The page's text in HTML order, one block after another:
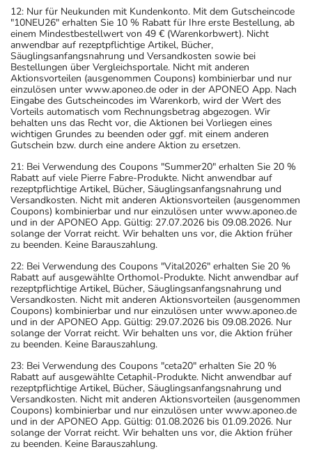
12: Nur für Neukunden mit Kundenkonto. Mit dem Gutscheincode
"10NEU26" erhalten Sie 10 % Rabatt für Ihre erste Bestellung, ab
einem Mindestbestellwert von 49 € (Warenkorbwert). Nicht
anwendbar auf rezeptpflichtige Artikel, Bücher,
Säuglingsanfangsnahrung und Versandkosten sowie bei
Bestellungen über Vergleichsportale. Nicht mit anderen
Aktionsvorteilen (ausgenommen Coupons) kombinierbar und nur
einzulösen unter www.aponeo.de oder in der APONEO App. Nach
Eingabe des Gutscheincodes im Warenkorb, wird der Wert des
Vorteils automatisch vom Rechnungsbetrag abgezogen. Wir
behalten uns das Recht vor, die Aktionen bei Vorliegen eines
wichtigen Grundes zu beenden oder ggf. mit einem anderen
Gutschein bzw. durch eine andere Aktion zu ersetzen.
21: Bei Verwendung des Coupons "Summer20" erhalten Sie 20 %
Rabatt auf viele Pierre Fabre-Produkte. Nicht anwendbar auf
rezeptpflichtige Artikel, Bücher, Säuglingsanfangsnahrung und
Versandkosten. Nicht mit anderen Aktionsvorteilen (ausgenommen
Coupons) kombinierbar und nur einzulösen unter www.aponeo.de
und in der APONEO App. Gültig: 27.07.2026 bis 09.08.2026. Nur
solange der Vorrat reicht. Wir behalten uns vor, die Aktion früher
zu beenden. Keine Barauszahlung.
22: Bei Verwendung des Coupons "Vital2026" erhalten Sie 20 %
Rabatt auf ausgewählte Orthomol-Produkte. Nicht anwendbar auf
rezeptpflichtige Artikel, Bücher, Säuglingsanfangsnahrung und
Versandkosten. Nicht mit anderen Aktionsvorteilen (ausgenommen
Coupons) kombinierbar und nur einzulösen unter www.aponeo.de
und in der APONEO App. Gültig: 29.07.2026 bis 09.08.2026. Nur
solange der Vorrat reicht. Wir behalten uns vor, die Aktion früher
zu beenden. Keine Barauszahlung.
23: Bei Verwendung des Coupons "ceta20" erhalten Sie 20 %
Rabatt auf ausgewählte Cetaphil-Produkte. Nicht anwendbar auf
rezeptpflichtige Artikel, Bücher, Säuglingsanfangsnahrung und
Versandkosten. Nicht mit anderen Aktionsvorteilen (ausgenommen
Coupons) kombinierbar und nur einzulösen unter www.aponeo.de
und in der APONEO App. Gültig: 01.08.2026 bis 01.09.2026. Nur
solange der Vorrat reicht. Wir behalten uns vor, die Aktion früher
zu beenden. Keine Barauszahlung.